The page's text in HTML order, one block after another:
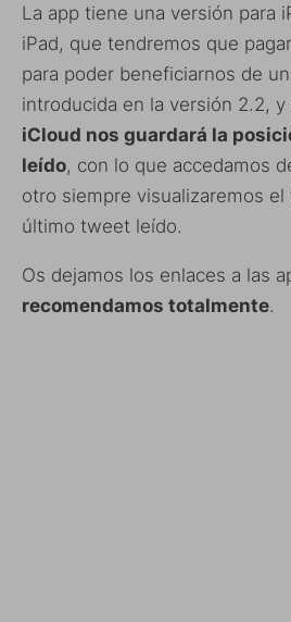
La app tiene una versión para
iPad, que tendremos que
para poder beneficiarnos de
introducida en la versión 2.2, y
iCloud nos guardará la
leído, con lo que accedamos
otro siempre visualizaremos
último tweet leído.
Os dejamos los enlaces a las
recomendamos totalmente.